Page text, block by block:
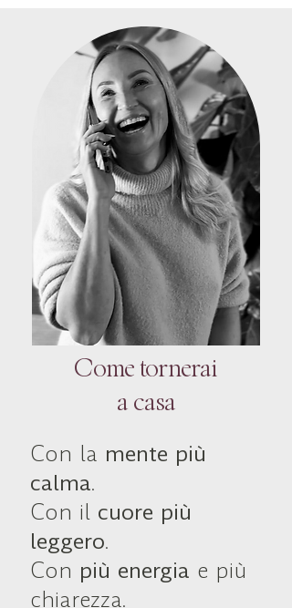
Come tornerai
a casa
Con la mente più
calma.
Con il cuore più
leggero.
Con più energia e più
chiarezza.